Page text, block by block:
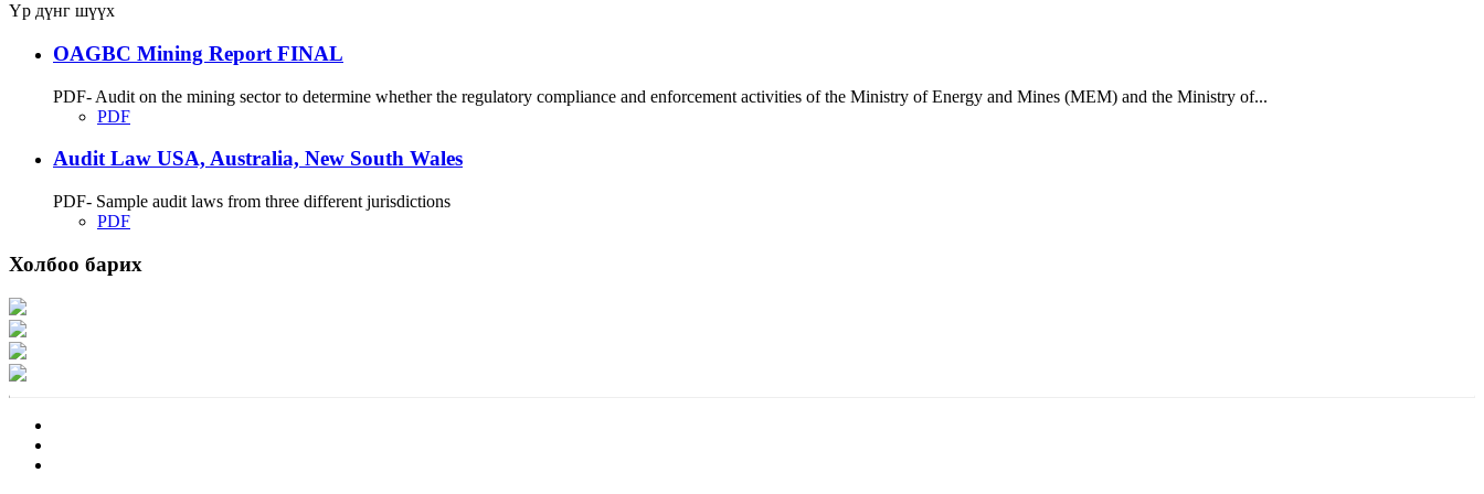
Үр дүнг шүүх
OAGBC Mining Report FINAL
PDF- Audit on the mining sector to determine whether the regulatory compliance and enforcement activities of the Ministry of Energy and Mines (MEM) and the Ministry of...
PDF
Audit Law USA, Australia, New South Wales
PDF- Sample audit laws from three different jurisdictions
PDF
Холбоо барих